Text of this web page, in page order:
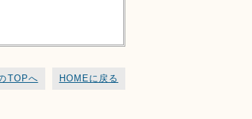
TOPへ HOMEに戻る